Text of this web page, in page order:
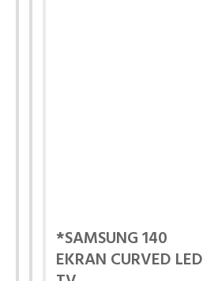
*SAMSUNG 140
EKRAN CURVED LED